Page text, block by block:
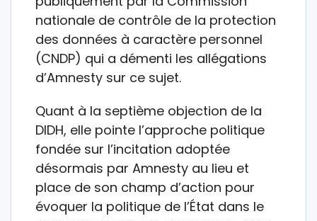
nationale de contrôle de la protection
des données à caractère personnel
(CNDP) qui a démenti les allégations
d’Amnesty sur ce sujet.
Quant à la septième objection de la
DIDH, elle pointe l’approche politique
fondée sur l’incitation adoptée
désormais par Amnesty au lieu et
place de son champ d’action pour
évoquer la politique de l’État dans le